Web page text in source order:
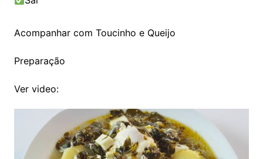
Acompanhar com Toucinho e Queijo
Preparação
Ver video: